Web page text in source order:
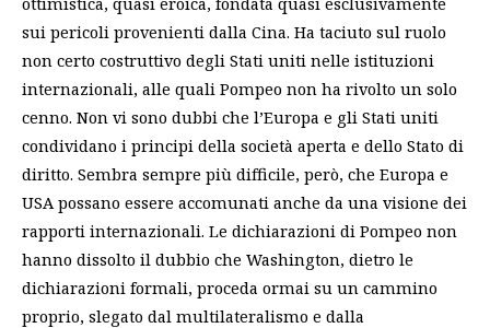
sui pericoli provenienti dalla Cina. Ha taciuto sul ruolo
non certo costruttivo degli Stati uniti nelle istituzioni
internazionali, alle quali Pompeo non ha rivolto un solo
cenno. Non vi sono dubbi che l’Europa e gli Stati uniti
condividano i principi della società aperta e dello Stato di
diritto. Sembra sempre più difficile, però, che Europa e
USA possano essere accomunati anche da una visione dei
rapporti internazionali. Le dichiarazioni di Pompeo non
hanno dissolto il dubbio che Washington, dietro le
dichiarazioni formali, proceda ormai su un cammino
proprio, slegato dal multilateralismo e dalla